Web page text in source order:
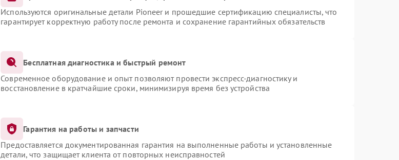
Используются оригинальные детали Pioneer и прошедшие сертификацию специалисты, что
гарантирует корректную работу после ремонта и сохранение гарантийных обязательств
Бесплатная диагностика и быстрый ремонт
Современное оборудование и опыт позволяют провести экспресс-диагностику и
восстановление в кратчайшие сроки, минимизируя время без устройства
Гарантия на работы и запчасти
Предоставляется документированная гарантия на выполненные работы и установленные
детали, что защищает клиента от повторных неисправностей